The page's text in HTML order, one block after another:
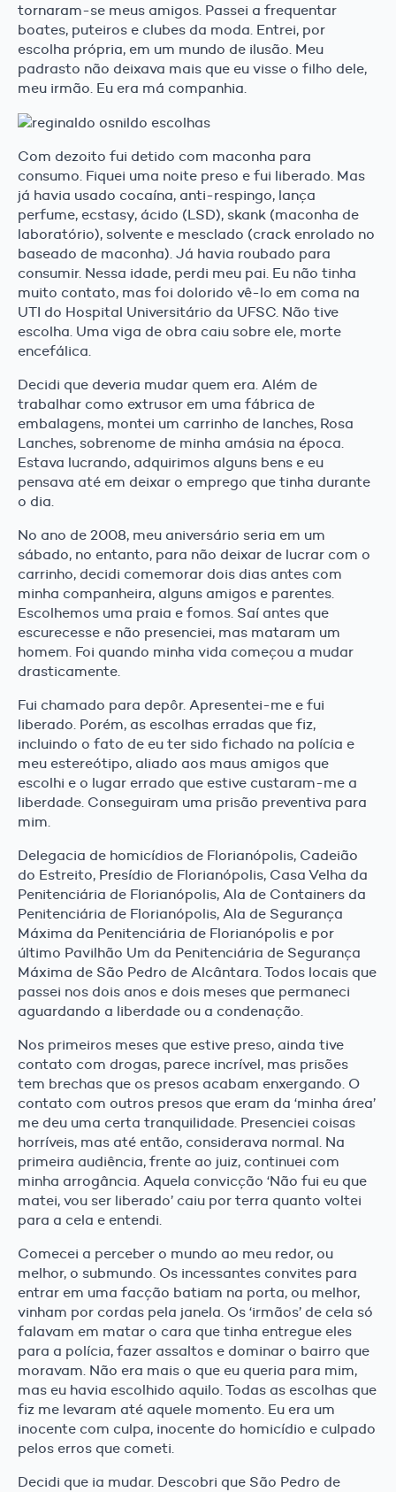
tornaram-se meus amigos. Passei a frequentar
boates, puteiros e clubes da moda. Entrei, por
escolha própria, em um mundo de ilusão. Meu
padrasto não deixava mais que eu visse o filho dele,
meu irmão. Eu era má companhia.
Com dezoito fui detido com maconha para
consumo. Fiquei uma noite preso e fui liberado. Mas
já havia usado cocaína, anti-respingo, lança
perfume, ecstasy, ácido (LSD), skank (maconha de
laboratório), solvente e mesclado (crack enrolado no
baseado de maconha). Já havia roubado para
consumir. Nessa idade, perdi meu pai. Eu não tinha
muito contato, mas foi dolorido vê-lo em coma na
UTI do Hospital Universitário da UFSC. Não tive
escolha. Uma viga de obra caiu sobre ele, morte
encefálica.
Decidi que deveria mudar quem era. Além de
trabalhar como extrusor em uma fábrica de
embalagens, montei um carrinho de lanches, Rosa
Lanches, sobrenome de minha amásia na época.
Estava lucrando, adquirimos alguns bens e eu
pensava até em deixar o emprego que tinha durante
o dia.
No ano de 2008, meu aniversário seria em um
sábado, no entanto, para não deixar de lucrar com o
carrinho, decidi comemorar dois dias antes com
minha companheira, alguns amigos e parentes.
Escolhemos uma praia e fomos. Saí antes que
escurecesse e não presenciei, mas mataram um
homem. Foi quando minha vida começou a mudar
drasticamente.
Fui chamado para depôr. Apresentei-me e fui
liberado. Porém, as escolhas erradas que fiz,
incluindo o fato de eu ter sido fichado na polícia e
meu estereótipo, aliado aos maus amigos que
escolhi e o lugar errado que estive custaram-me a
liberdade. Conseguiram uma prisão preventiva para
mim.
Delegacia de homicídios de Florianópolis, Cadeião
do Estreito, Presídio de Florianópolis, Casa Velha da
Penitenciária de Florianópolis, Ala de Containers da
Penitenciária de Florianópolis, Ala de Segurança
Máxima da Penitenciária de Florianópolis e por
último Pavilhão Um da Penitenciária de Segurança
Máxima de São Pedro de Alcântara. Todos locais que
passei nos dois anos e dois meses que permaneci
aguardando a liberdade ou a condenação.
Nos primeiros meses que estive preso, ainda tive
contato com drogas, parece incrível, mas prisões
tem brechas que os presos acabam enxergando. O
contato com outros presos que eram da ‘minha área’
me deu uma certa tranquilidade. Presenciei coisas
horríveis, mas até então, considerava normal. Na
primeira audiência, frente ao juiz, continuei com
minha arrogância. Aquela convicção ‘Não fui eu que
matei, vou ser liberado’ caiu por terra quanto voltei
para a cela e entendi.
Comecei a perceber o mundo ao meu redor, ou
melhor, o submundo. Os incessantes convites para
entrar em uma facção batiam na porta, ou melhor,
vinham por cordas pela janela. Os ‘irmãos’ de cela só
falavam em matar o cara que tinha entregue eles
para a polícia, fazer assaltos e dominar o bairro que
moravam. Não era mais o que eu queria para mim,
mas eu havia escolhido aquilo. Todas as escolhas que
fiz me levaram até aquele momento. Eu era um
inocente com culpa, inocente do homicídio e culpado
pelos erros que cometi.
Decidi que ia mudar. Descobri que São Pedro de